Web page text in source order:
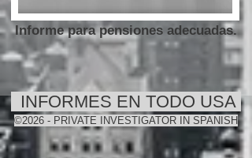
Informe para pensiones adecuadas.
INFORMES EN TODO USA
©2026 - PRIVATE INVESTIGATOR IN SPANISH